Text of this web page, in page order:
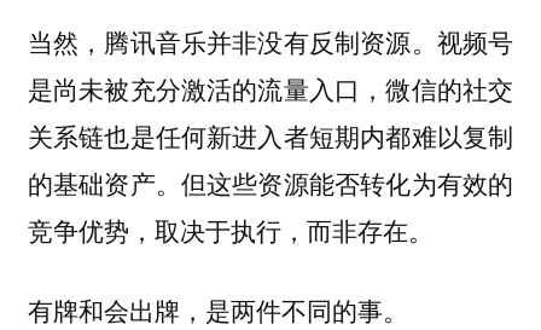
当然，腾讯音乐并非没有反制资源。 视频号
是尚未被充分激活的流量入口，微信的社交
关系链也是任何新进入者短期内都难以复制
的基础资产。但这些资源能否转化为有效的
竞争优势，取决于执行，而非存在。
有牌和会出牌，是两件不同的事。